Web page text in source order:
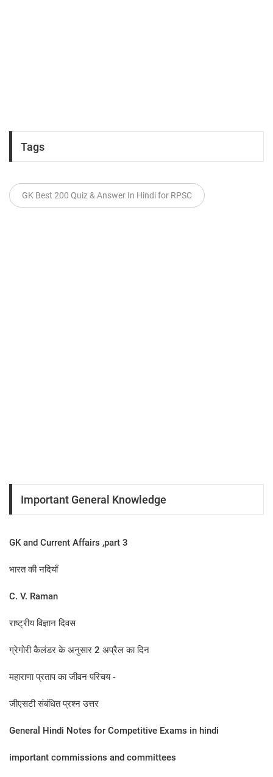
Tags
GK Best 200 Quiz & Answer In Hindi for RPSC
Important General Knowledge
GK and Current Affairs ,part 3
भारत की नदियाँ
C. V. Raman
राष्ट्रीय विज्ञान दिवस
ग्रेगोरी कैलंडर के अनुसार 2 अप्रैल का दिन​
महाराणा प्रताप का जीवन प‍रिचय -
जीएसटी संबंधित प्रश्न उत्तर
General Hindi Notes for Competitive Exams in hindi
important commissions and committees